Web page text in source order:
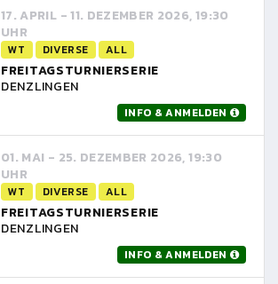
17. APRIL - 11. DEZEMBER 2026, 19:30
UHR
WT DIVERSE ALL
FREITAGSTURNIERSERIE
DENZLINGEN
INFO & ANMELDEN
01. MAI - 25. DEZEMBER 2026, 19:30
UHR
WT DIVERSE ALL
FREITAGSTURNIERSERIE
DENZLINGEN
INFO & ANMELDEN